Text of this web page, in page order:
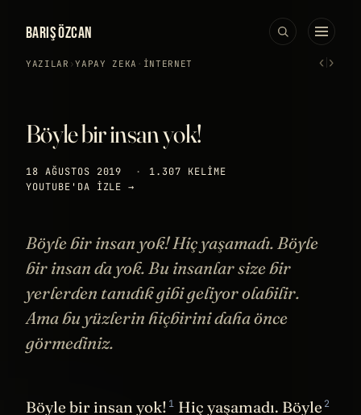
BARIŞ ÖZCAN
YAZILAR ›YAPAY ZEKA · İNTERNET ‹›
Böyle bir insan yok!
18 AĞUSTOS 2019 ·
1.307 KELIME
YOUTUBE'DA IZLE →
Böyle bir insan yok! Hiç yaşamadı. Böyle
bir insan da yok. Bu insanlar size bir
yerlerden tanıdık gibi geliyor olabilir.
Ama bu yüzlerin hiçbirini daha önce
görmediniz.
Böyle bir insan yok! 1 Hiç yaşamadı. Böyle 2